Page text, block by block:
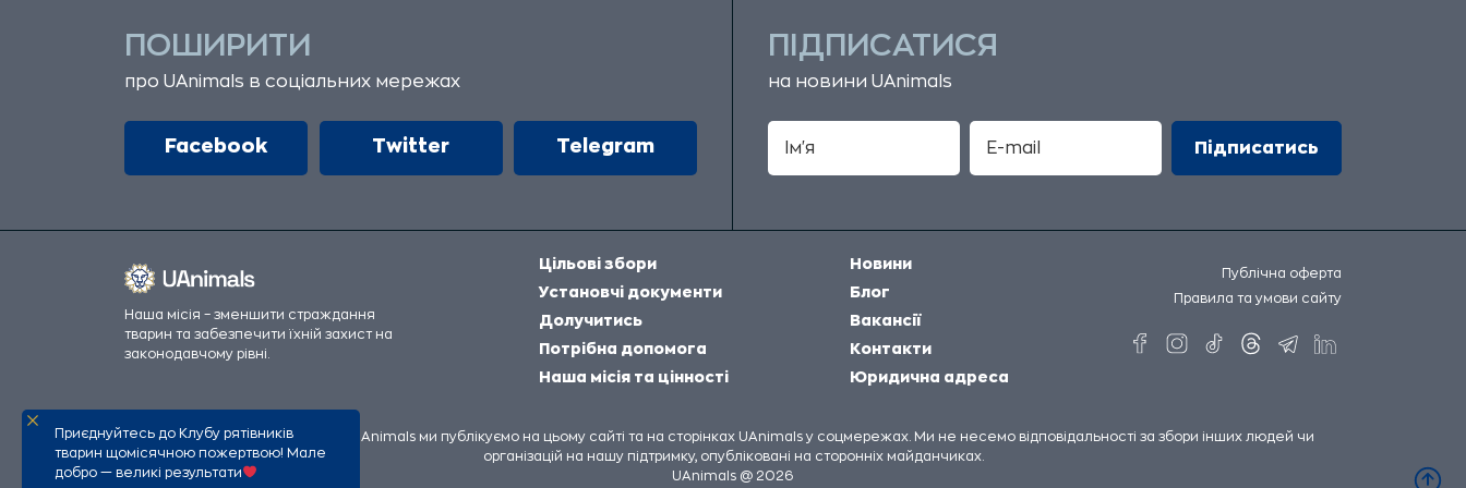
ПОШИРИТИ
про UAnimals в соціальних мережах
Facebook Twitter Telegram
ПІДПИСАТИСЯ
на новини UAnimals
Наша місія – зменшити страждання
тварин та забезпечити їхній захист на
законодавчому рівні.
Цільові збори
Установчі документи
Долучитись
Потрібна допомога
Наша місія та цінності
Новини
Блог
Вакансії
Контакти
Юридична адреса
Публічна оферта
Правила та умови сайту
Всі офіційні фінансові збори UAnimals ми публікуємо на цьому сайті та на сторінках UAnimals у соцмережах. Ми не несемо відповідальності за збори інших людей чи
організацій на нашу підтримку, опубліковані на сторонніх майданчиках.
UAnimals @ 2026
Приєднуйтесь до Клубу рятівників
тварин щомісячною пожертвою! Мале
добро — великі результати